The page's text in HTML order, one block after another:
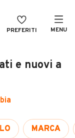
PREFERITI MENU
e nuovi a
MARCA